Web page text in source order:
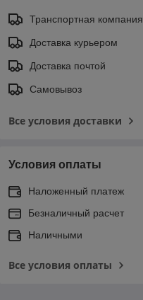
Транспортная компания
Доставка курьером
Доставка почтой
Самовывоз
Все условия доставки
Условия оплаты
Наложенный платеж
Безналичный расчет
Наличными
Все условия оплаты